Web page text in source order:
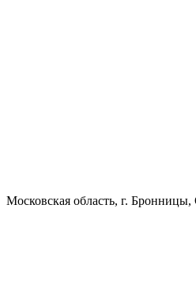
Московская область, г.